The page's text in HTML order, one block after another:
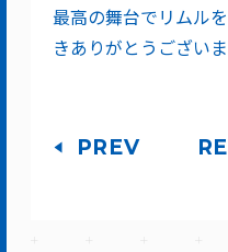
最高の舞台でリムル
きありがとうございま
PREV